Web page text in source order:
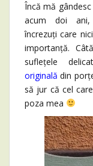
Încă mă
acum doi
încrezuți care
importanță.
suflețele
originală din
să jur că cel
poza mea